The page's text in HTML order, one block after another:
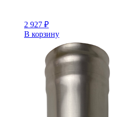
2 927 ₽
В корзину